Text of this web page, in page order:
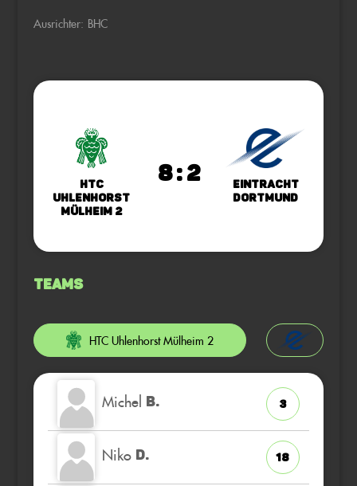
Ausrichter: BHC
HTC
Uhlenhorst
Mülheim 2
8 : 2
Eintracht
Dortmund
Teams
HTC Uhlenhorst Mülheim 2
Michel B. 3
Niko D. 18